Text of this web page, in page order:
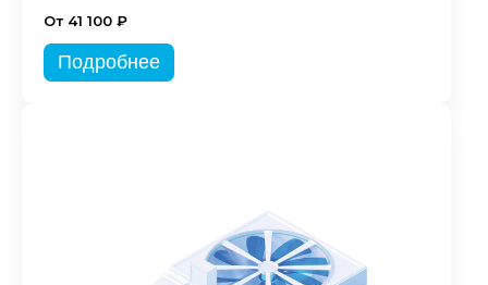
От 41 100 ₽
Подробнее